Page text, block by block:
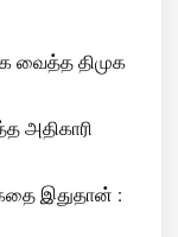
வைத்த திமுக
அதிகாரி
இதுதான் :